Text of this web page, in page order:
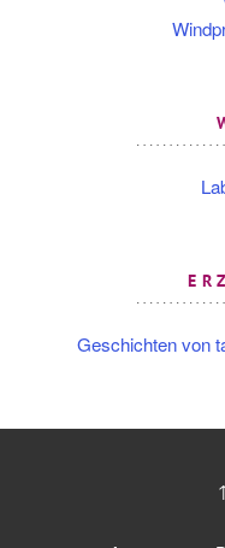
Geschichten von